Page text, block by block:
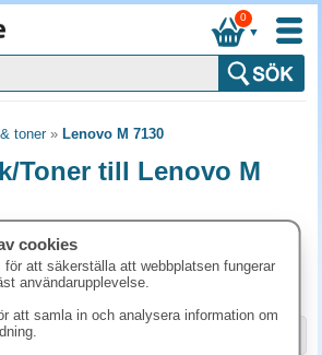
▼
0
toner» Lenovo M 7130
Toner till Lenovo M
som passar till Lenovo M 7130
till Lenovo M 7130
Art.nr
cookies
att säkerställa att webbplatsen fungerar
användarupplevelse.
att samla in och analysera information om